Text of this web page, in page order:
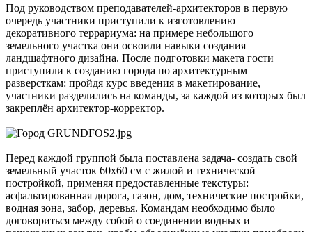
Под руководством преподавателей-архитекторов в первую
очередь участники приступили к изготовлению
декоративного террариума: на примере небольшого
земельного участка они освоили навыки создания
ландшафтного дизайна. После подготовки макета гости
приступили к созданию города по архитектурным
разверсткам: пройдя курс введения в макетирование,
участники разделились на команды, за каждой из которых был
закреплён архитектор-корректор.
Перед каждой группой была поставлена задача- создать свой
земельный участок 60х60 см с жилой и технической
постройкой, применяя предоставленные текстуры:
асфальтированная дорога, газон, дом, технические постройки,
водная зона, забор, деревья. Командам необходимо было
договориться между собой о соединении водных и